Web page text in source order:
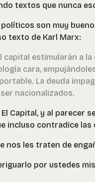
textos que nunca
son muy
texto de Karl Marx:
estimularán a
cara,
La deuda
nacionalizados.
Capital, y al parecer
incluso contradice las
nos les traten de
por ustedes